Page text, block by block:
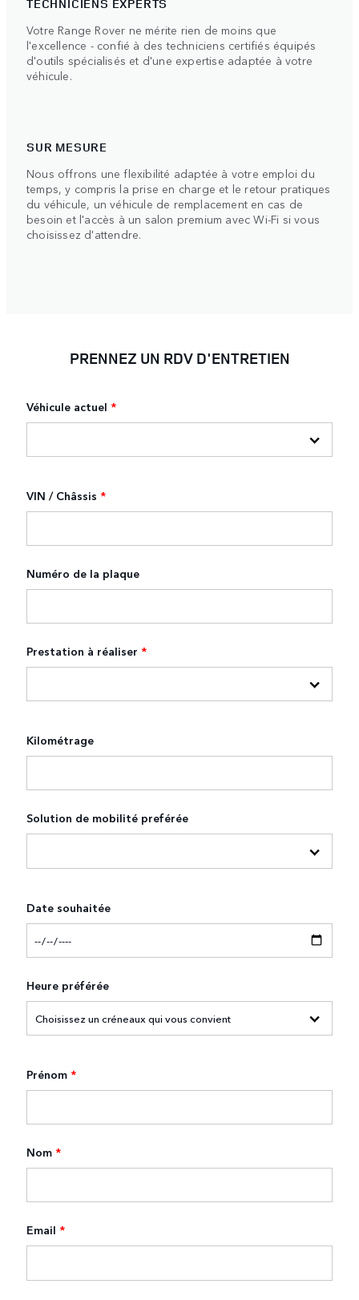
TECHNICIENS EXPERTS
Votre Range Rover ne mérite rien de moins que
l'excellence - confié à des techniciens certifiés équipés
d'outils spécialisés et d'une expertise adaptée à votre
véhicule.
SUR MESURE
Nous offrons une flexibilité adaptée à votre emploi du
temps, y compris la prise en charge et le retour pratiques
du véhicule, un véhicule de remplacement en cas de
besoin et l'accès à un salon premium avec Wi-Fi si vous
choisissez d'attendre.
PRENNEZ UN RDV D'ENTRETIEN
Véhicule actuel *
VIN / Châssis *
Numéro de la plaque
Prestation à réaliser *
Kilométrage
Solution de mobilité preférée
Date souhaitée
Heure préférée
Prénom *
Nom *
Email *